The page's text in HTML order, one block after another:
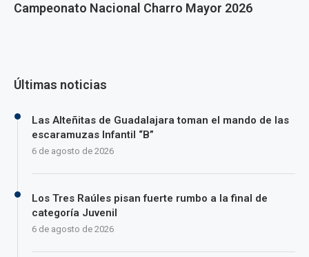
Campeonato Nacional Charro Mayor 2026
Últimas noticias
Las Alteñitas de Guadalajara toman el mando de las
escaramuzas Infantil “B”
6 de agosto de 2026
Los Tres Raúles pisan fuerte rumbo a la final de
categoría Juvenil
6 de agosto de 2026